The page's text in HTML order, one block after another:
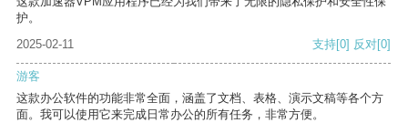
护。
2025-02-11
支持[0] 反对[0]
游客
这款办公软件的功能非常全面，涵盖了文档、表格、演示文稿等各个方
面。我可以使用它来完成日常办公的所有任务，非常方便。